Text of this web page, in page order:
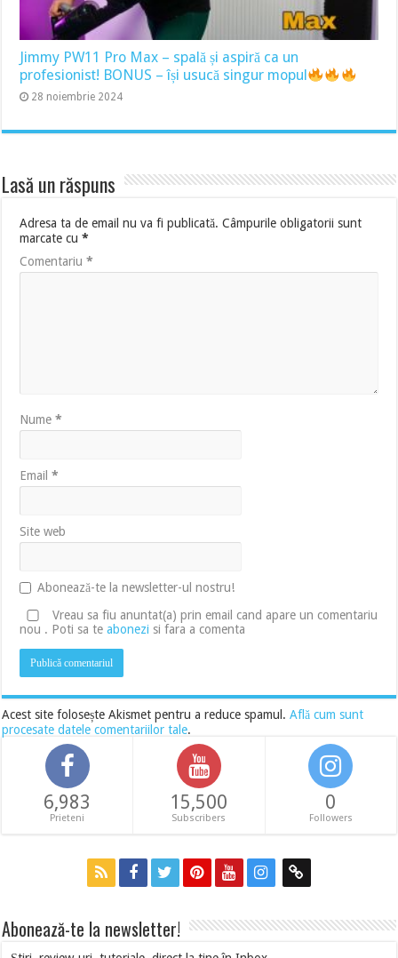
Jimmy PW11 Pro Max – spală și aspiră ca un
profesionist! BONUS – își usucă singur mopul
28 noiembrie 2024
Lasă un răspuns
Adresa ta de email nu va fi publicată. Câmpurile obligatorii sunt
marcate cu*
Comentariu*
Nume*
Email*
Site web
Abonează-te la newsletter-ul nostru!
Vreau sa fiu anuntat(a) prin email cand apare un comentariu
nou . Poti sa teabonezi si fara a comenta
Acest site folosește Akismet pentru a reduce spamul.Află cum sunt
procesate datele comentariilor tale.
6,983
Prieteni
15,500
Subscribers
0
Followers
Abonează-te la newsletter!